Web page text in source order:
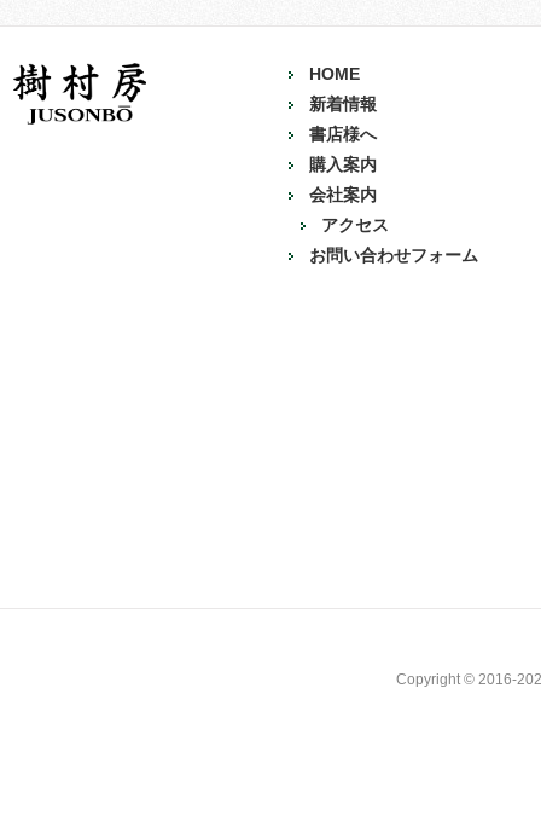
HOME
新着情報
書店様へ
購入案内
会社案内
アクセス
お問い合わせフォーム
Copyright © 2016-